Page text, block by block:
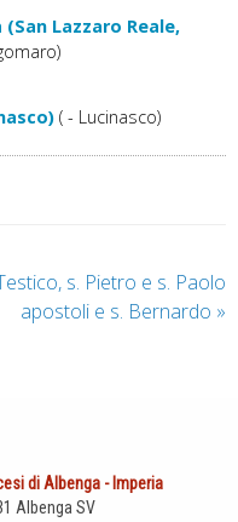
Lazzaro Reale,
( - Lucinasco)
s. Pietro e s. Paolo
apostoli e s. Bernardo »
di Albenga - Imperia
Albenga SV